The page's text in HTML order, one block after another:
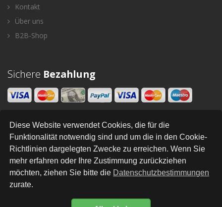
Diese Website verwendet Cookies, die für die
Funktionalität notwendig sind und um die in den Cookie-
Richtlinien dargelegten Zwecke zu erreichen. Wenn Sie
mehr erfahren oder Ihre Zustimmung zurückziehen
möchten, ziehen Sie bitte die Datenschutzbestimmungen
zurate.
Kontakt
Über uns
B2B-Shop
Sichere Bezahlung
Newsletter
SENDEN
Impressum•Versand•Kontakt•